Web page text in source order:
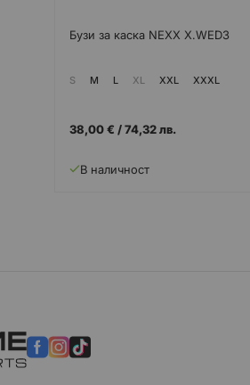
Бузи за каска NEXX X.WED3
S M L XL XXL XXXL
38,00 € /74,32 лв.
В наличност